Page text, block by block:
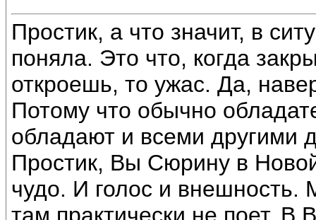
Простик, а что значит, в
поняла. Это что, когда
откроешь, то ужас. Да,
Потому что обычно
обладают и всеми другими
Простик, Вы Сюрину в
чудо. И голос и